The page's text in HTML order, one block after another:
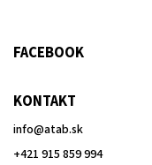
FACEBOOK
KONTAKT
info@atab.sk
+421 915 859 994